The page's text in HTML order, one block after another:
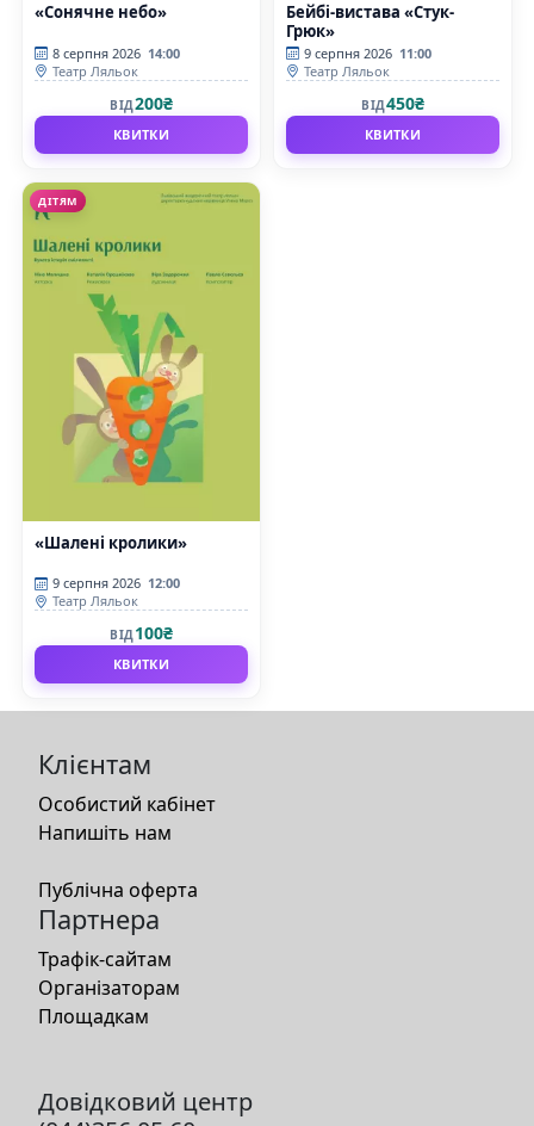
«Сонячне небо»
8 серпня 2026 14:00
Театр Ляльок
ВІД200₴
КВИТКИ
Бейбі-вистава «Стук-
Грюк»
9 серпня 2026 11:00
Театр Ляльок
ВІД450₴
КВИТКИ
ДІТЯМ
«Шалені кролики»
9 серпня 2026 12:00
Театр Ляльок
ВІД100₴
КВИТКИ
Клієнтам
Особистий кабінет
Напишіть нам
Публічна оферта
Партнера
Трафік-сайтам
Організаторам
Площадкам
Довідковий центр